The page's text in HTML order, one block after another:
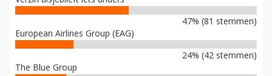
47% (81 stemmen)
European Airlines Group (EAG)
24% (42 stemmen)
The Blue Group